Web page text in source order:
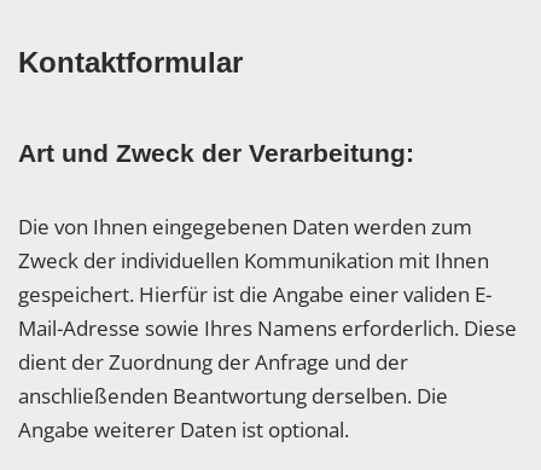
Kontaktformular
Art und Zweck der Verarbeitung:
Die von Ihnen eingegebenen Daten werden zum
Zweck der individuellen Kommunikation mit Ihnen
gespeichert. Hierfür ist die Angabe einer validen E-
Mail-Adresse sowie Ihres Namens erforderlich. Diese
dient der Zuordnung der Anfrage und der
anschließenden Beantwortung derselben. Die
Angabe weiterer Daten ist optional.